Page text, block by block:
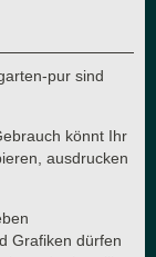
pur sind
könnt Ihr
ausdrucken
Grafiken dürfen